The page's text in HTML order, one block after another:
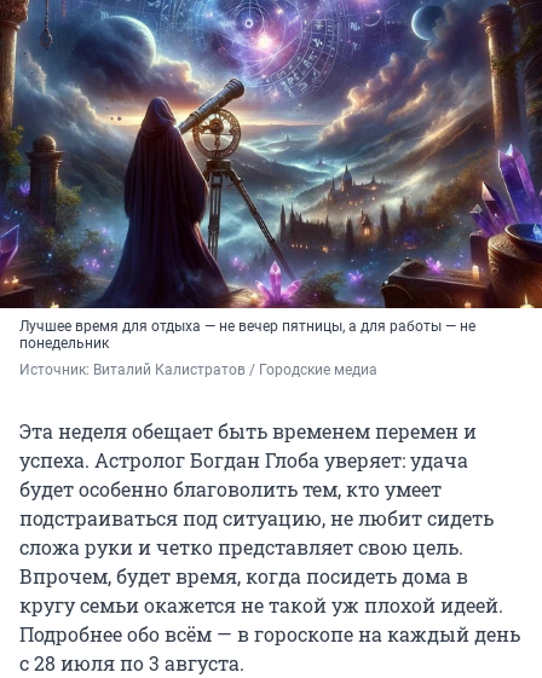
Лучшее время для отдыха — не вечер пятницы, а для работы — не
понедельник
Источник: Виталий Калистратов / Городские медиа
Эта неделя обещает быть временем перемен и
успеха. Астролог Богдан Глоба уверяет: удача
будет особенно благоволить тем, кто умеет
подстраиваться под ситуацию, не любит сидеть
сложа руки и четко представляет свою цель.
Впрочем, будет время, когда посидеть дома в
кругу семьи окажется не такой уж плохой идеей.
Подробнее обо всём — в гороскопе на каждый день
с 28 июля по 3 августа.